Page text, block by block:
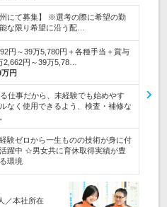
州にて募集】 ※選考の際に希望の勤
な限り希望に沿う配…
円～39万5,780円＋各種手当＋賞与
円～39万5,78…
円
仕事だから、未経験でも始めやす
なく使用できるよう、検査・補修な
験ゼロから一生ものの技術が身に付
躍中 ☆男女共に育休取得実績が豊
環境
／本社所在